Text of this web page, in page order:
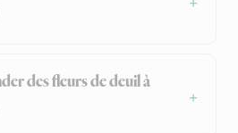
des fleurs de deuil à